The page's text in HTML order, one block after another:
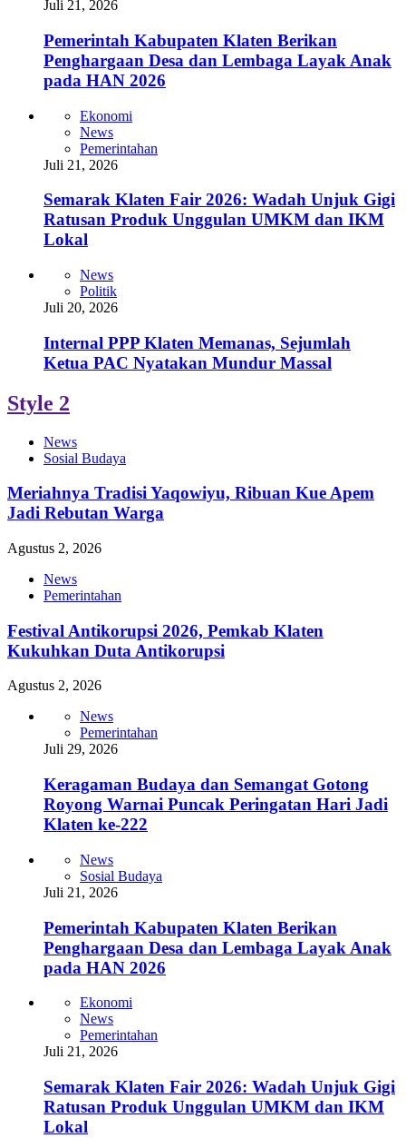
Juli 21, 2026
Pemerintah Kabupaten Klaten Berikan
Penghargaan Desa dan Lembaga Layak Anak
pada HAN 2026
Ekonomi
News
Pemerintahan
Juli 21, 2026
Semarak Klaten Fair 2026: Wadah Unjuk Gigi
Ratusan Produk Unggulan UMKM dan IKM
Lokal
News
Politik
Juli 20, 2026
Internal PPP Klaten Memanas, Sejumlah
Ketua PAC Nyatakan Mundur Massal
Style 2
News
Sosial Budaya
Meriahnya Tradisi Yaqowiyu, Ribuan Kue Apem
Jadi Rebutan Warga
Agustus 2, 2026
News
Pemerintahan
Festival Antikorupsi 2026, Pemkab Klaten
Kukuhkan Duta Antikorupsi
Agustus 2, 2026
News
Pemerintahan
Juli 29, 2026
Keragaman Budaya dan Semangat Gotong
Royong Warnai Puncak Peringatan Hari Jadi
Klaten ke-222
News
Sosial Budaya
Juli 21, 2026
Pemerintah Kabupaten Klaten Berikan
Penghargaan Desa dan Lembaga Layak Anak
pada HAN 2026
Ekonomi
News
Pemerintahan
Juli 21, 2026
Semarak Klaten Fair 2026: Wadah Unjuk Gigi
Ratusan Produk Unggulan UMKM dan IKM
Lokal